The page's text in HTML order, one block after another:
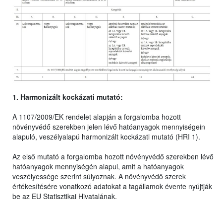
1. Harmonizált kockázati mutató:
A 1107/2009/EK rendelet alapján a forgalomba hozott
növényvédő szerekben jelen lévő hatóanyagok mennyiségein
alapuló, veszélyalapú harmonizált kockázati mutató (HRI 1).
Az első mutató a forgalomba hozott növényvédő szerekben lévő
hatóanyagok mennyiségén alapul, amit a hatóanyagok
veszélyessége szerint súlyoznak. A növényvédő szerek
értékesítésére vonatkozó adatokat a tagállamok évente nyújtják
be az EU Statisztikai Hivatalának.